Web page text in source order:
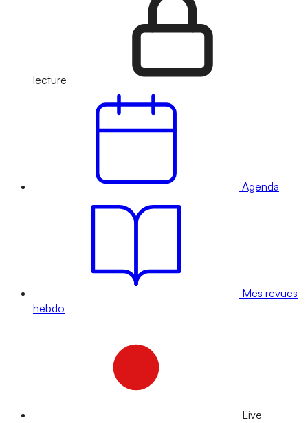
lecture
Agenda
Mes revues
hebdo
Live